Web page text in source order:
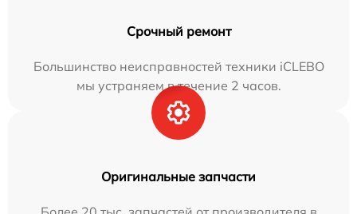
Срочный ремонт
Большинство неисправностей техники iCLEBO
мы устраняем в течение 2 часов.
Оригинальные запчасти